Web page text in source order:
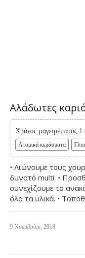
Αλάδωτες
Χρόνος
Ατομικά κεράσματα
• Λιώνουμε τους
δυνατό multi. •
συνεχίζουμε το
όλα τα υλικά. •
9 Νοεμβρίου, 2018